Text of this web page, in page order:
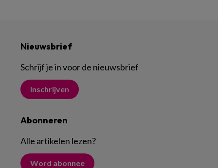
Nieuwsbrief
Schrijf je in voor de nieuwsbrief
Inschrijven
Abonneren
Alle artikelen lezen?
Word abonnee